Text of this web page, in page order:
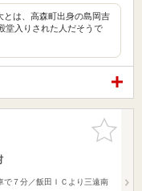
は、高森町出身の島岡吉
堂入りされた人だそうで
お気に入
りに追加
で７分／飯田ＩＣより三遠南